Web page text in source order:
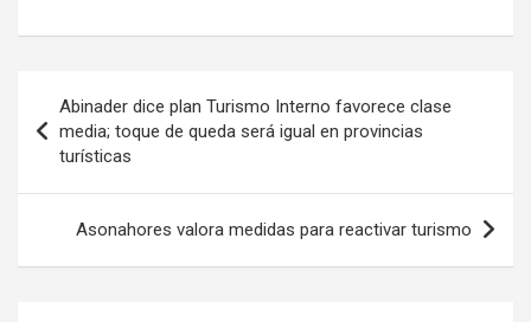
de
entradas
Abinader dice plan Turismo Interno favorece clase
media; toque de queda será igual en provincias
turísticas
Asonahores valora medidas para reactivar turismo